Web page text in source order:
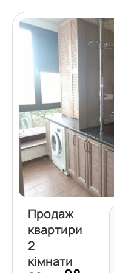
Продаж
квартири
2
кімнати